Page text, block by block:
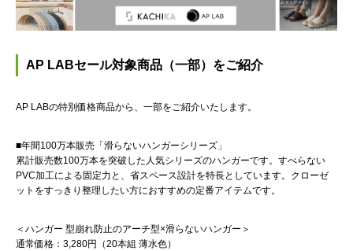
AP LABセール対象商品（一部）をご紹介
AP LABの特別価格商品から、一部をご紹介いたします。
■年間100万本販売「滑らないハンガーシリーズ」
累計販売数100万本を突破した人気シリーズのハンガーです。すべらない
PVC加工による固定力と、省スペース設計を特長としています。クローゼ
ットをすっきり整理したい方におすすめの定番アイテムです。
＜ハンガー 型崩れ防止のアーチ型×滑らないハンガー＞
通常価格：3,280円（20本組 薄水色）